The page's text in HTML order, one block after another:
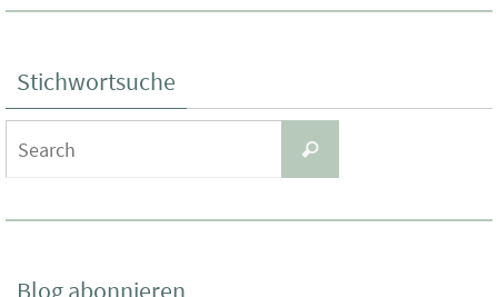
Stichwortsuche
Search
Blog abonnieren